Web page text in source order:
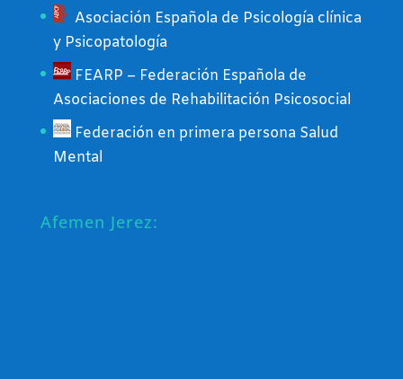
Asociación Española de Psicología clínica
y Psicopatología
FEARP – Federación Española de
Asociaciones de Rehabilitación Psicosocial
Federación en primera persona Salud
Mental
Afemen Jerez: